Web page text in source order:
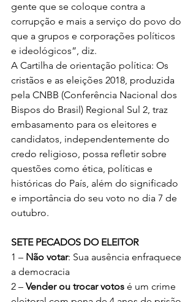
gente que se coloque contra a
corrupção e mais a serviço do povo do
que a grupos e corporações políticos
e ideológicos”, diz.
A Cartilha de orientação política: Os
cristãos e as eleições 2018, produzida
pela CNBB (Conferência Nacional dos
Bispos do Brasil) Regional Sul 2, traz
embasamento para os eleitores e
candidatos, independentemente do
credo religioso, possa refletir sobre
questões como ética, políticas e
históricas do País, além do significado
e importância do seu voto no dia 7 de
outubro.
SETE PECADOS DO ELEITOR
1 – Não votar: Sua ausência enfraquece
a democracia
2 – Vender ou trocar votos é um crime